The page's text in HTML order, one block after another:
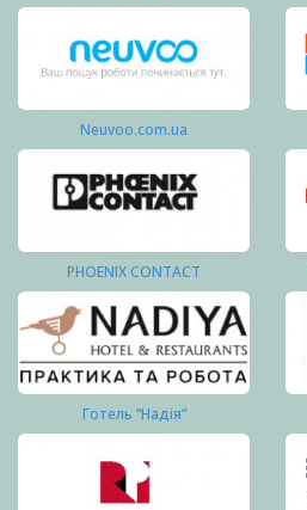
Neuvoo.com.ua
PHOENIX CONTACT
Готель “Надія”